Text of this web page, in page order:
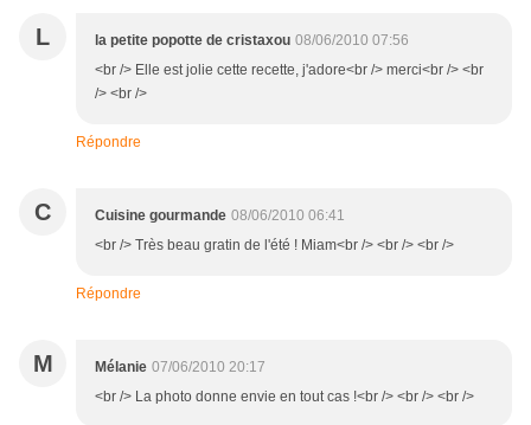
L la petite popotte de cristaxou 08/06/2010 07:56
<br /> Elle est jolie cette recette, j'adore<br /> merci<br /> <br
/> <br />
Répondre
C Cuisine gourmande 08/06/2010 06:41
<br /> Très beau gratin de l'été ! Miam<br /> <br /> <br />
Répondre
M Mélanie 07/06/2010 20:17
<br /> La photo donne envie en tout cas !<br /> <br /> <br />